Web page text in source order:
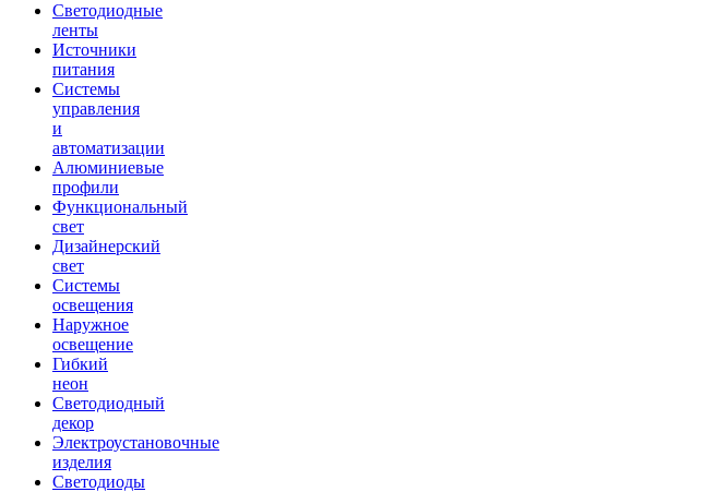
Светодиодные
ленты
Источники
питания
Системы
управления
и
автоматизации
Алюминиевые
профили
Функциональный
свет
Дизайнерский
свет
Системы
освещения
Наружное
освещение
Гибкий
неон
Светодиодный
декор
Электроустановочные
изделия
Светодиоды